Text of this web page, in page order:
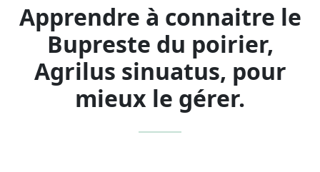
Apprendre à connaitre le
Bupreste du poirier,
Agrilus sinuatus, pour
mieux le gérer.